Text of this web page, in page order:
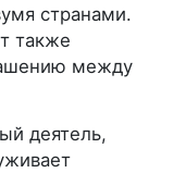
странами.
также
между
деятель,